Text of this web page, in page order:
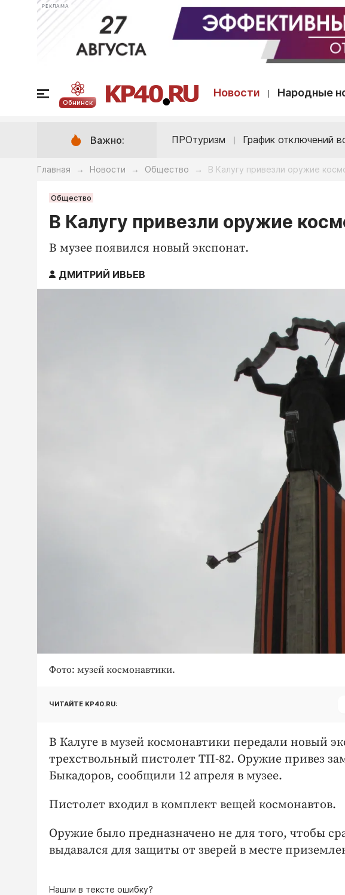
РЕКЛАМА
Обнинск
Новости Народные
Важно: ПРОтуризм График отключений
Главная → Новости → Общество → В Калугу привезли оружие
Общество
В Калугу привезли оружие
В музее появился новый экспонат.
ДМИТРИЙ ИВЬЕВ
Фото: музей космонавтики.
ЧИТАЙТЕ KP40.RU:
В Калуге в музей космонавтики передали новый
трехствольный пистолет ТП-82. Оружие привез
Быкадоров, сообщили 12 апреля в музее.
Пистолет входил в комплект вещей космонавтов.
Оружие было предназначено не для того, чтобы
выдавался для защиты от зверей в месте
Нашли в тексте ошибку?